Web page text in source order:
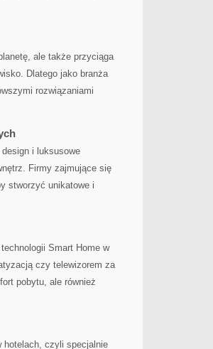
‌ale także przyciąga​
Dlatego jako‌ branża
rozwiązaniami
‌i luksusowe
Firmy​ zajmujące się
stworzyć unikatowe i
Smart ​Home w
​czy telewizorem ‌za
pobytu, ale również
‌hotelach, czyli specjalnie